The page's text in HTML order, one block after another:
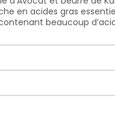
en acides gras
beaucoup